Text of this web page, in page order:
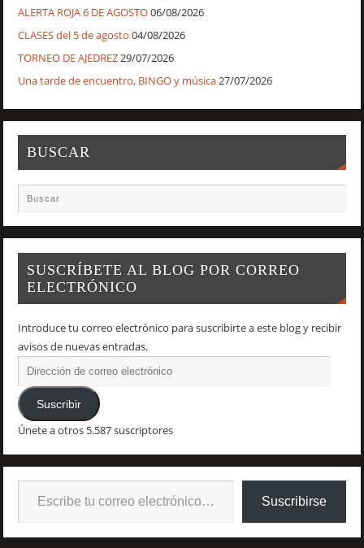
ALERTA ROJA 6 DE AGOSTO06/08/2026
CLASES del 5 de agosto 04/08/2026
TORNEO DE AJEDREZ29/07/2026
Una tarde de encuentro, BINGO y música27/07/2026
BUSCAR
SUSCRÍBETE AL BLOG POR CORREO
ELECTRÓNICO
Introduce tu correo electrónico para suscribirte a este blog y recibir
avisos de nuevas entradas.
Suscribir
Únete a otros 5.587 suscriptores
Suscribirse